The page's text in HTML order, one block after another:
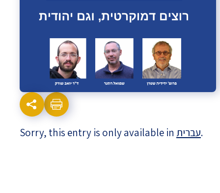
Israel-China Relations
Sorry, this entry is only available in עברית.